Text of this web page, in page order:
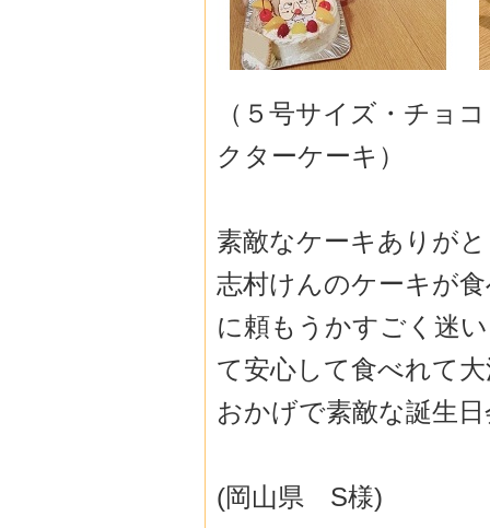
（５号サイズ・チョ
クターケーキ）
素敵なケーキありが
志村けんのケーキが
に頼もうかすごく迷
て安心して食べれて
おかげで素敵な誕生
(岡山県 S様)